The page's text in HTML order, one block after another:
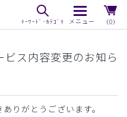
（0）
ビス内容変更のお知ら
りがとうございます。